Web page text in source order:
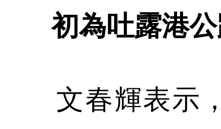
初為吐露港
文春輝表示